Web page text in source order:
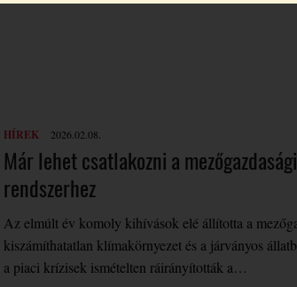
A DÉL-BALATONON
HÍREK 2026.02.08.
Már lehet csatlakozni a
rendszerhez
Az elmúlt év komoly kihívások elé állította a
kiszámíthatatlan klímakörnyezet és a járványos
a piaci krízisek ismételten ráirányították a…